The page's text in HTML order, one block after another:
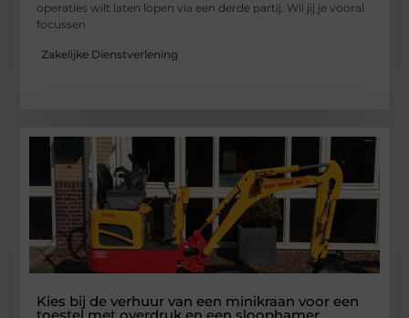
operaties wilt laten lopen via een derde partij. Wil jij je vooral
focussen
Zakelijke Dienstverlening
Kies bij de verhuur van een minikraan voor een